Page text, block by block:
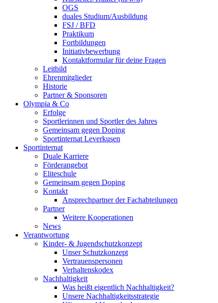
OGS
duales Studium/Ausbildung
FSJ / BFD
Praktikum
Fortbildungen
Initiativbewerbung
Kontaktformular für deine Fragen
Leitbild
Ehrenmitglieder
Historie
Partner & Sponsoren
Olympia & Co
Erfolge
Sportlerinnen und Sportler des Jahres
Gemeinsam gegen Doping
Sportinternat Leverkusen
Sportinternat
Duale Karriere
Förderangebot
Eliteschule
Gemeinsam gegen Doping
Kontakt
Ansprechpartner der Fachabteilungen
Partner
Weitere Kooperationen
News
Verantwortung
Kinder- & Jugendschutzkonzept
Unser Schutzkonzept
Vertrauenspersonen
Verhaltenskodex
Nachhaltigkeit
Was heißt eigentlich Nachhaltigkeit?
Unsere Nachhaltigkeitsstrategie